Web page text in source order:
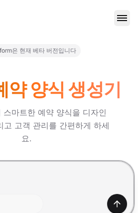
은 현재 베타 버전입니다
약 양식 생성기
마트한 예약 양식을 디자인
고 고객 관리를 간편하게 하세
요.
로 줄바꿈 추가
생성